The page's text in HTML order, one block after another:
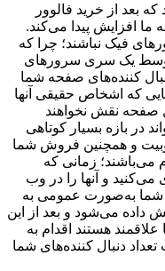
بعد از خرید فالوور
ما افزایش پیدا می‌کند.
فیک نباشند؛ چرا که
توسط یک سری سرورهای
کننده‌های صفحه شما
که اشخاص حقیقی آنها
صفحه نقش نخواهند
در بازه بسیار کوتاهی
و همچنین فروش شما
می‌باشند؛ زمانی که
می‌کنید و آنها را در وب
شما به‌صورت عمومی به
داده می‌شود و بعد از این
هستند اقدام به
دنبال کننده‌های شما